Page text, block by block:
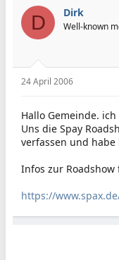
s
e
e
r
s
t
e
t
a
D Dirk
Well-known
24 April 2006
Hallo Gemeinde.
Uns die Spay
verfassen und
Infos zur
https://